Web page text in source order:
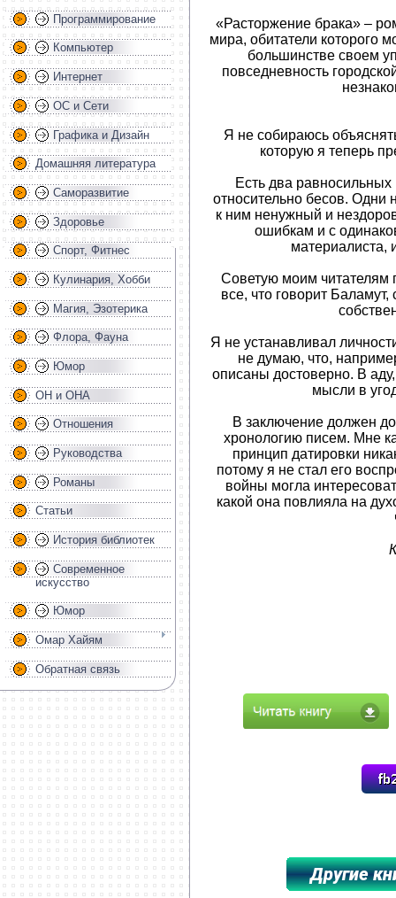
Программирование
Компьютер
Интернет
ОС и Сети
Графика и Дизайн
Домашняя литература
Саморазвитие
Здоровье
Спорт, Фитнес
Кулинария, Хобби
Магия, Эзотерика
Флора, Фауна
Юмор
ОН и ОНА
Отношения
Руководства
Романы
Статьи
История библиотек
Современное
искусство
Юмор
Омар Хайям
Обратная связь
«Расторжение брака» –
мира, обитатели которого
большинстве своем
повседневность
Я не собираюсь
которую я теперь
Есть два
относительно бесов. Одни
к ним ненужный и
ошибкам и с
материалиста,
Советую моим читателям
все, что говорит Баламут,
Я не устанавливал
не думаю, что,
описаны достоверно. В
мысли в
В заключение должен
хронологию писем. Мне
принцип датировки
потому я не стал его
войны могла
какой она повлияла на